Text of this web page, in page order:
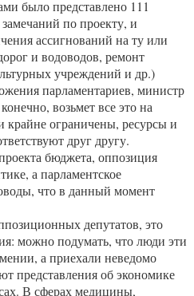
было представлено 111
по проекту, и
ассигнований на ту или
и водоводов, ремонт
учреждений и др.)
парламентариев, министр
возьмет все это на
крайне ограничены, ресурсы и
друг другу.
бюджета, оппозиция
а парламентское
что в данный момент
депутатов, это
можно подумать, что люди эти
а приехали неведомо
представления об экономике
В сферах медицины,